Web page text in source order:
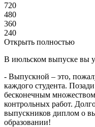
720
480
360
240
Открыть полностью
В июльском выпуске вы
- Выпускной – это,
каждого студента.
бесконечным
контрольных работ.
выпускников диплом о
образовании!